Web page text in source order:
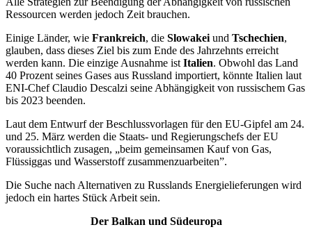
Ressourcen werden jedoch Zeit brauchen.
Einige Länder, wie Frankreich, die Slowakei und Tschechien,
glauben, dass dieses Ziel bis zum Ende des Jahrzehnts erreicht
werden kann. Die einzige Ausnahme ist Italien. Obwohl das Land
40 Prozent seines Gases aus Russland importiert, könnte Italien laut
ENI-Chef Claudio Descalzi seine Abhängigkeit von russischem Gas
bis 2023 beenden.
Laut dem Entwurf der Beschlussvorlagen für den EU-Gipfel am 24.
und 25. März werden die Staats- und Regierungschefs der EU
voraussichtlich zusagen, „beim gemeinsamen Kauf von Gas,
Flüssiggas und Wasserstoff zusammenzuarbeiten”.
Die Suche nach Alternativen zu Russlands Energielieferungen wird
jedoch ein hartes Stück Arbeit sein.
Der Balkan und Südeuropa